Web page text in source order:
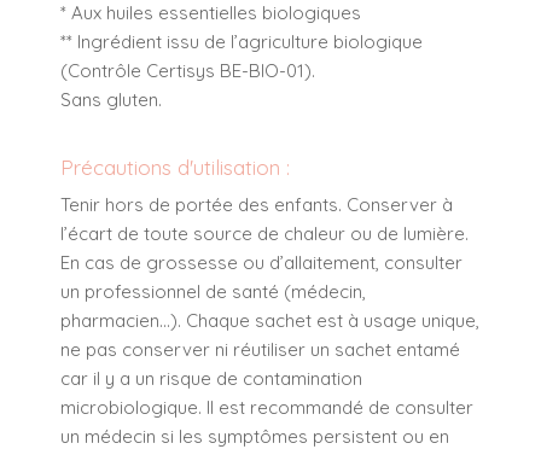
* Aux huiles essentielles biologiques
** Ingrédient issu de l’agriculture biologique
(Contrôle Certisys BE-BIO-01).
Sans gluten.
Précautions d'utilisation :
Tenir hors de portée des enfants. Conserver à
l’écart de toute source de chaleur ou de lumière.
En cas de grossesse ou d’allaitement, consulter
un professionnel de santé (médecin,
pharmacien...). Chaque sachet est à usage unique,
ne pas conserver ni réutiliser un sachet entamé
car il y a un risque de contamination
microbiologique. Il est recommandé de consulter
un médecin si les symptômes persistent ou en